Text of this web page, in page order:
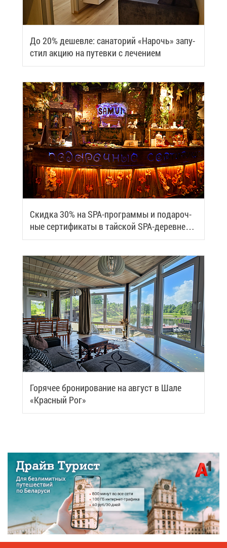
До 20% де­шев­ле: са­на­то­рий «На­рочь» за­пу­
стил ак­цию на пу­тев­ки с ле­че­ни­ем
Скид­ка 30% на SPA-про­грам­мы и по­да­роч­
ные сер­ти­фи­ка­ты в тай­ской SPA-де­ревне
Samui
Го­ря­чее бро­ни­ро­ва­ние на ав­густ в Ша­ле
«Крас­ный Рог»